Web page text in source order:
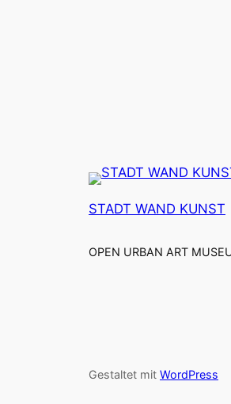
STADT WAND KUNST
OPEN URBAN ART
Gestaltet mit WordPress